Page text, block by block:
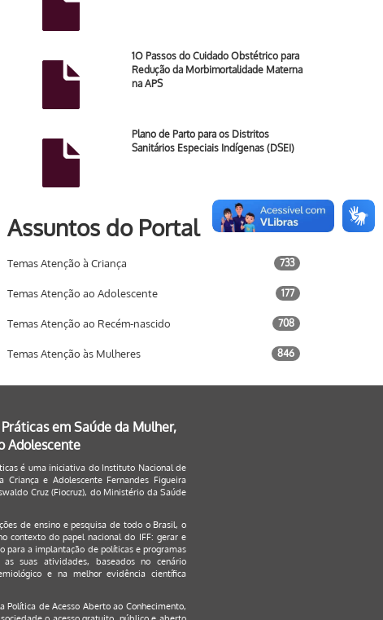
1O Passos do Cuidado Obstétrico para
Redução da Morbimortalidade Materna
na APS
Plano de Parto para os Distritos
Sanitários Especiais Indígenas (DSEI)
Assuntos do Portal
Temas Atenção à Criança 733
Temas Atenção ao Adolescente 177
Temas Atenção ao Recém-nascido 708
Temas Atenção às Mulheres 846
em Saúde da Mulher,
Adolescente
é uma iniciativa do Instituto Nacional de
Criança e Adolescente Fernandes Figueira
Cruz (Fiocruz), do Ministério da Saúde
de ensino e pesquisa de todo o Brasil, o
contexto do papel nacional do IFF: gerar e
para a implantação de políticas e programas
suas atividades, baseados no cenário
e na melhor evidência científica
Política de Acesso Aberto ao Conhecimento,